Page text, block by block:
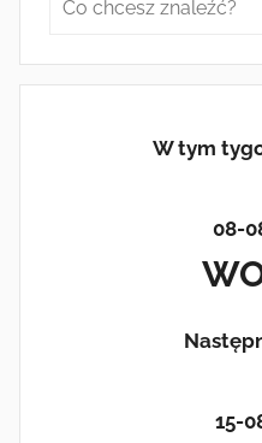
W tym
08-
15-